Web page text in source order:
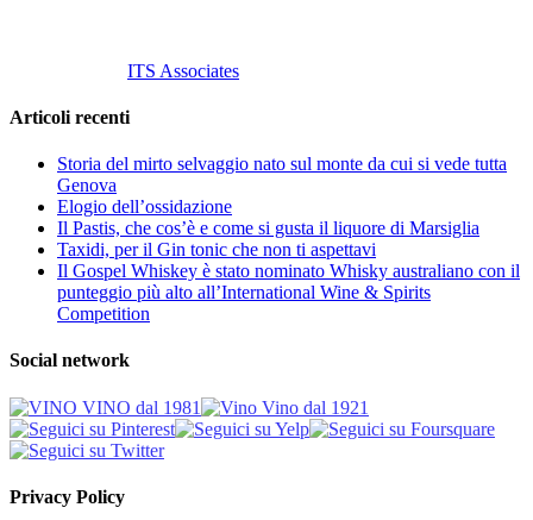
ITS Associates
Articoli recenti
Storia del mirto selvaggio nato sul monte da cui si vede tutta
Genova
Elogio dell’ossidazione
Il Pastis, che cos’è e come si gusta il liquore di Marsiglia
Taxidi, per il Gin tonic che non ti aspettavi
Il Gospel Whiskey è stato nominato Whisky australiano con il
punteggio più alto all’International Wine & Spirits
Competition
Social network
Privacy Policy